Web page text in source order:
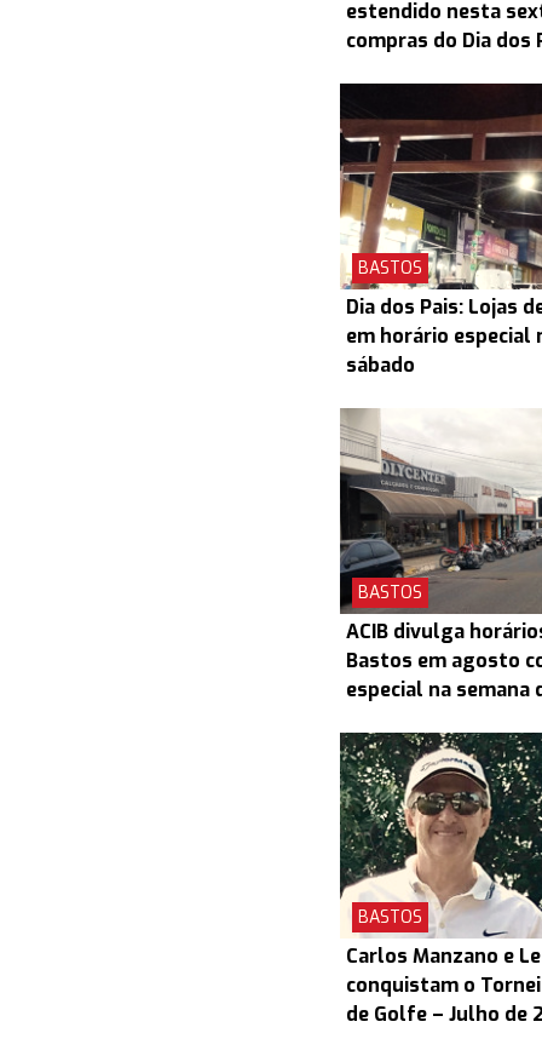
estendido nesta
compras do Dia dos
BASTOS
Dia dos Pais: Lojas
em horário
sábado
BASTOS
ACIB divulga
Bastos em agosto
especial na semana
BASTOS
Carlos Manzano e
conquistam o
de Golfe – Julho de